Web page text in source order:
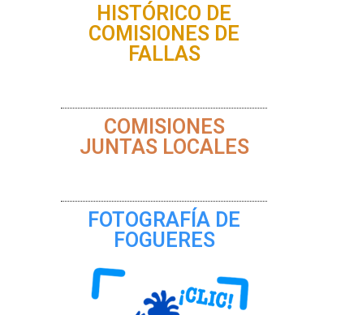
HISTÓRICO DE
COMISIONES DE
FALLAS
COMISIONES
JUNTAS LOCALES
FOTOGRAFÍA DE
FOGUERES